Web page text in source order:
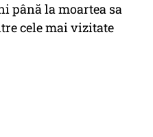
până la moartea sa
cele mai vizitate